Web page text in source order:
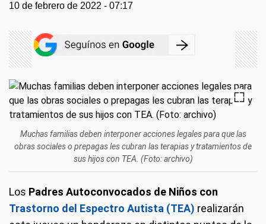
10 de febrero de 2022 - 07:17
Muchas familias deben interponer acciones legales para que las
obras sociales o prepagas les cubran las terapias y tratamientos de
sus hijos con TEA. (Foto: archivo)
Los Padres Autoconvocados de Niños con
Trastorno del Espectro Autista (TEA) realizarán